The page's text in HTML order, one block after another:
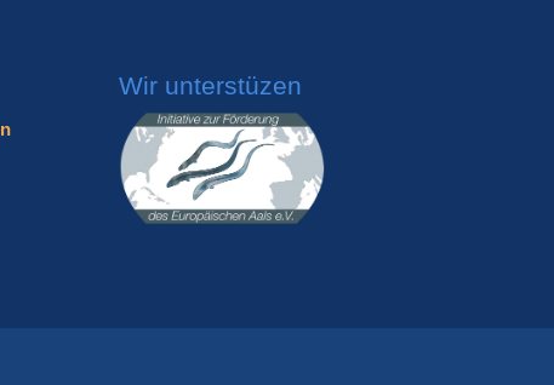
Wir unterstüzen